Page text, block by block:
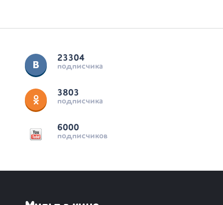
23304
подписчика
3803
подписчика
6000
подписчиков